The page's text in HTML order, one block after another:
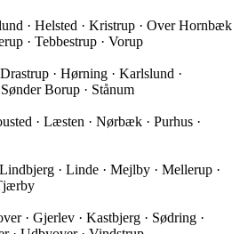
· Helsted · Kristrup · Over Hornbæk
· Tebbestrup · Vorup
· Hørning · Karlslund ·
Borup · Stånum
· Læsten · Nørbæk · Purhus ·
· Linde · Mejlby · Mellerup ·
· Gjerlev · Kastbjerg · Sødring ·